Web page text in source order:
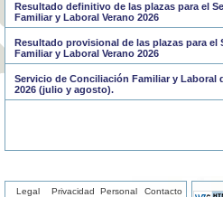
Resultado definitivo de las plazas para el
Familiar y Laboral Verano 2026
Resultado provisional de las plazas para
Familiar y Laboral Verano 2026
Servicio de Conciliación Familiar y Laboral
2026 (julio y agosto).
Legal Privacidad Personal Contacto